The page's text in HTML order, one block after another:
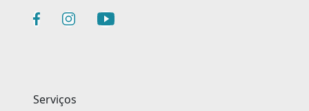
Serviços